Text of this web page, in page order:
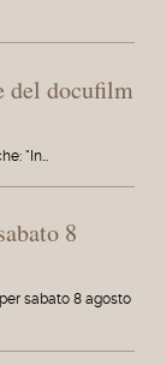
del docufilm
"In…
8
sabato 8 agosto